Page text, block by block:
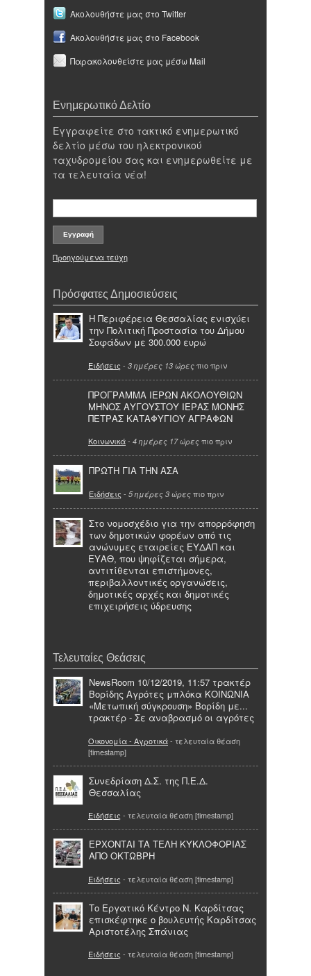
Ακολουθήστε μας στο Twitter
Ακολουθήστε μας στο Facebook
Παρακολουθείστε μας μέσω Mail
Ενημερωτικό Δελτίο
Εγγραφείτε στο τακτικό ενημερωτικό
δελτίο μέσω του ηλεκτρονικού
ταχυδρομείου σας και ενημερωθείτε με
τα τελευταία νέα!
Προηγούμενα τεύχη
Πρόσφατες Δημοσιεύσεις
Η Περιφέρεια Θεσσαλίας ενισχύει
την Πολιτική Προστασία του Δήμου
Σοφάδων με 300.000 ευρώ
Ειδήσεις - 3 ημέρες 13 ώρες πιο πριν
ΠΡΟΓΡΑΜΜΑ ΙΕΡΩΝ ΑΚΟΛΟΥΘΙΩΝ
ΜΗΝΟΣ ΑΥΓΟΥΣΤΟΥ ΙΕΡΑΣ ΜΟΝΗΣ
ΠΕΤΡΑΣ ΚΑΤΑΦΥΓΙΟΥ ΑΓΡΑΦΩΝ
Κοινωνικά- 4 ημέρες 17 ώρες πιο πριν
ΠΡΩΤΗ ΓΙΑ ΤΗΝ ΑΣΑ
Ειδήσεις - 5 ημέρες 3 ώρες πιο πριν
Στο νομοσχέδιο για την απορρόφηση
των δημοτικών φορέων από τις
ανώνυμες εταιρείες ΕΥΔΑΠ και
ΕΥΑΘ, που ψηφίζεται σήμερα,
αντιτίθενται επιστήμονες,
περιβαλλοντικές οργανώσεις,
δημοτικές αρχές και δημοτικές
επιχειρήσεις ύδρευσης
Τελευταίες Θεάσεις
NewsRoom 10/12/2019, 11:57 τρακτέρ
Βορίδης Αγρότες μπλόκα ΚΟΙΝΩΝΙΑ
«Μετωπική σύγκρουση» Βορίδη με...
τρακτέρ - Σε αναβρασμό οι αγρότες
Οικονομία - Αγροτικά- τελευταία θέαση
[timestamp]
Συνεδρίαση Δ.Σ. της Π.Ε.Δ.
Θεσσαλίας
Ειδήσεις - τελευταία θέαση [timestamp]
ΕΡΧΟΝΤΑΙ ΤΑ ΤΕΛΗ ΚΥΚΛΟΦΟΡΙΑΣ
ΑΠΟ ΟΚΤΩΒΡΗ
Ειδήσεις - τελευταία θέαση [timestamp]
Το Εργατικό Κέντρο Ν. Καρδίτσας
επισκέφτηκε ο βουλευτής Καρδίτσας
Αριστοτέλης Σπάνιας
Ειδήσεις - τελευταία θέαση [timestamp]